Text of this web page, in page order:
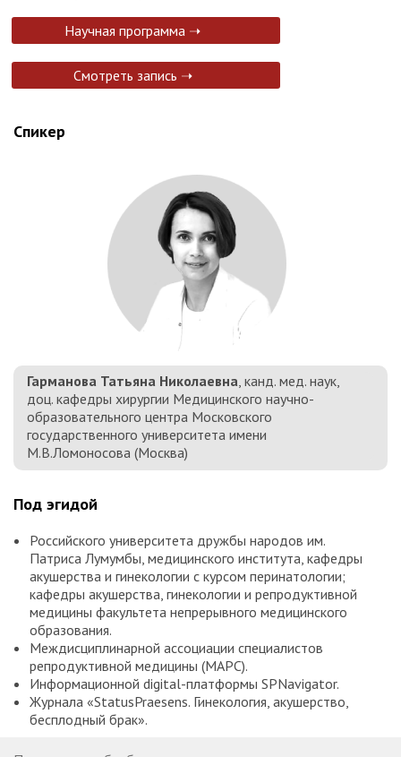
Научная программа ➝
Смотреть запись ➝
Спикер
Гарманова Татьяна Николаевна , канд. мед. наук,
доц. кафедры хирургии Медицинского научно-
образовательного центра Московского
государственного университета имени
М.В.Ломоносова (Москва)
Под эгидой
Российского университета дружбы народов им.
Патриса Лумумбы, медицинского института, кафедры
акушерства и гинекологии с курсом перинатологии;
кафедры акушерства, гинекологии и репродуктивной
медицины факультета непрерывного медицинского
образования.
Междисциплинарной ассоциации специалистов
репродуктивной медицины (МАРС).
Информационной digital-платформы SPNavigator.
Журнала «StatusPraesens. Гинекология, акушерство,
бесплодный брак».